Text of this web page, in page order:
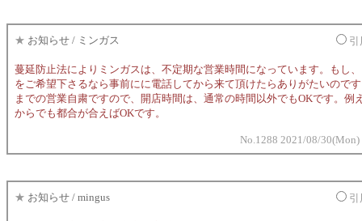
★ お知らせ / ミンガス 引
蔓延防止法によりミンガスは、不定期な営業時間になっています。もし
をご希望下さるなら事前にに電話してから来て頂けたらありがたいので
までの営業自粛ですので、開店時間は、通常の時間以外でもOKです。例
からでも都合が合えばOKです。
No.1288 2021/08/
★ お知らせ / mingus 引